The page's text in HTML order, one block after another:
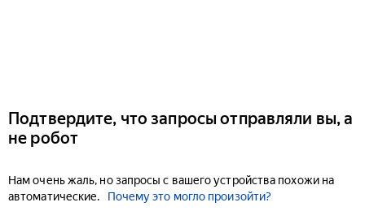
Подтвердите, что запросы отправляли вы, а
не робот
Нам очень жаль, но запросы с вашего устройства похожи на
автоматические.
Почему это могло произойти?